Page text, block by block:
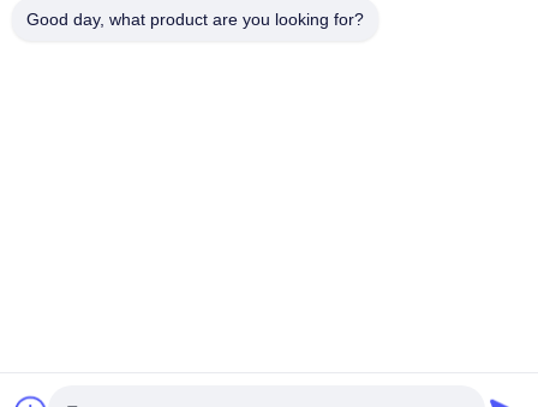
Kontakt Mit Uns
©2021- Shenzhen Chuanglixun Optoelectronic Equipment Co., Ltd.. Alle
Good day, what product are you looking for?